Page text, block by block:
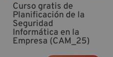
Curso gratis de
Planificación de la
Seguridad
Informática en la
Empresa (CAM_25)